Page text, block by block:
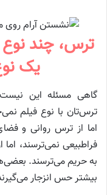
ترس، چند نوع
یک
گاهی مسئله این
ترس‌تان با نوع فیلم
اما از ترس روانی و
فراطبیعی نمی‌ترسند،
به حریم می‌ترسند.
بیشتر حس انزجار